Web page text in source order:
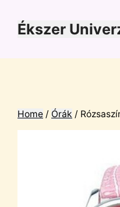
tartalomba
Ékszer
Home / Órák /